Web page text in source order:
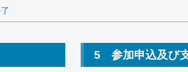
5 参加申込及び